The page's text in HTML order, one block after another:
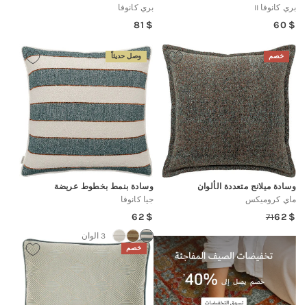
بري كانوفا II
Regular
60
بري كانوفا
Regular
81
خصم
وسادة ميلانج متعددة الألوان
ماي كروميكس
Regular71
Sale
62
وصل حديثاً
وسادة بنمط بخطوط عريضة
جيا كانوفا
Regular
price
62
3 الوان
خصم